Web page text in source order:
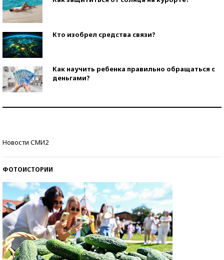
Кто изобрел средства связи?
Как научить ребенка правильно обращаться с
деньгами?
Новости СМИ2
ФОТОИСТОРИИ